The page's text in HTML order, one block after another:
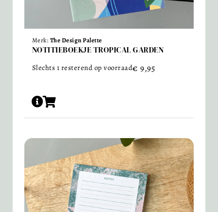
Merk: The Design Palette
NOTITIEBOEKJE TROPICAL GARDEN
Slechts 1 resterend op voorraad€ 9,95